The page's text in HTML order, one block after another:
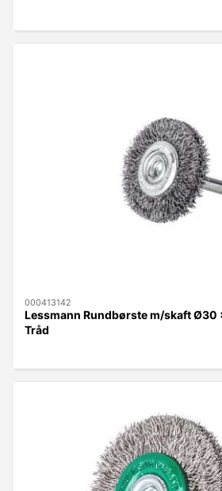
000413142
Lessmann Rundbørste m/skaft Ø30
Tråd